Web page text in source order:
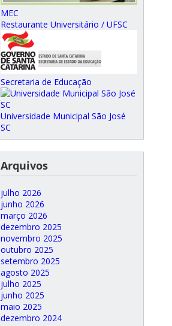
MEC
Restaurante Universitário / UFSC
Secretaria de Educação
Universidade Municipal São José
SC
Arquivos
julho 2026
junho 2026
março 2026
dezembro 2025
novembro 2025
outubro 2025
setembro 2025
agosto 2025
julho 2025
junho 2025
maio 2025
dezembro 2024